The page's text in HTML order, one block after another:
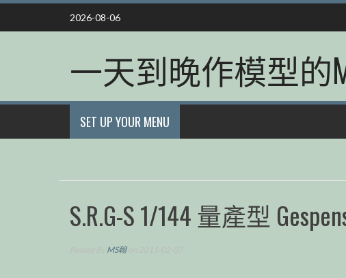
Skip
content
2026-08-06
一天到晚作模型的
SET UP YOUR MENU
S.R.G-S 1/144 量產型
MS翰on 2011-02-07